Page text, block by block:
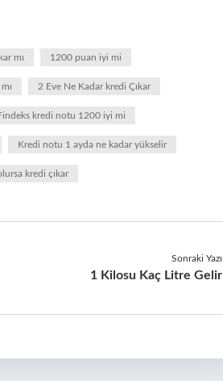
mı 1200 puan iyi mi
2 Eve Ne Kadar kredi Çıkar
kredi notu 1200 iyi mi
Kredi notu 1 ayda ne kadar yükselir
kredi çıkar
Sonraki Yazı
1 Kilosu Kaç Litre Gelir